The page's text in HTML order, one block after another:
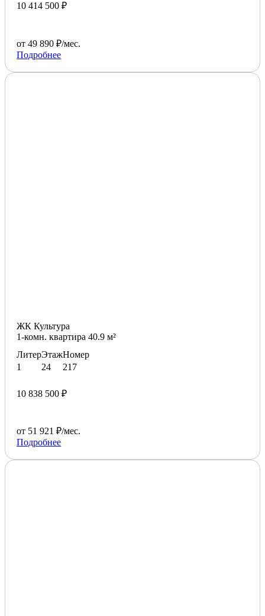
10 414 500 ₽
от 49 890 ₽/мес.
Подробнее
ЖК Культура
1-комн. квартира 40.9 м²
Литер
1
Этаж
24
Номер
217
10 838 500 ₽
от 51 921 ₽/мес.
Подробнее